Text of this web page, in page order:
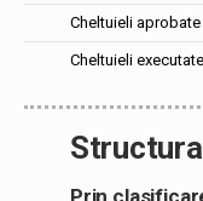
Cheltuieli aprobate
Cheltuieli executate
Prin